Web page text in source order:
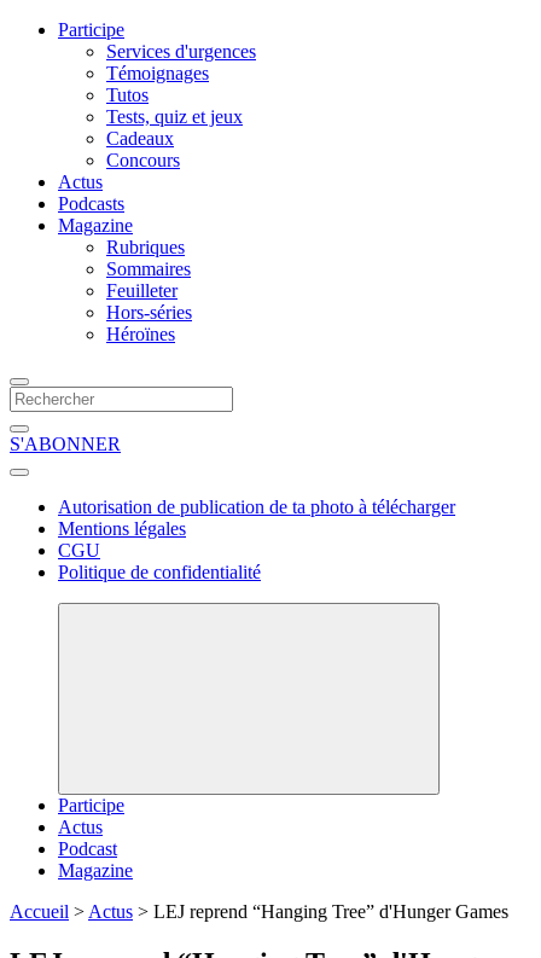
Participe
Services d'urgences
Témoignages
Tutos
Tests, quiz et jeux
Cadeaux
Concours
Actus
Podcasts
Magazine
Rubriques
Sommaires
Feuilleter
Hors-séries
Héroïnes
S'ABONNER
Autorisation de publication de ta photo à télécharger
Mentions légales
CGU
Politique de confidentialité
Participe
Actus
Podcast
Magazine
Accueil > Actus > LEJ reprend “Hanging Tree” d'Hunger Games